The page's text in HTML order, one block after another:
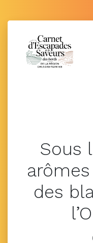
Sous
des